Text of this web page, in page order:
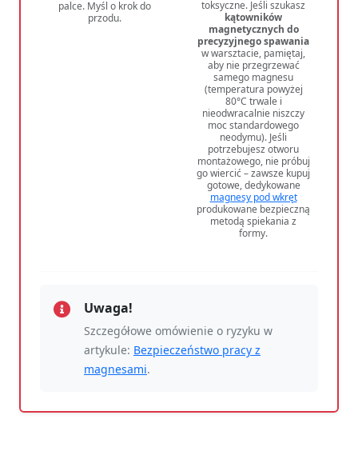
palce. Myśl o krok do
przodu.
toksyczne. Jeśli szukasz
kątowników
magnetycznych do
precyzyjnego spawania
w warsztacie, pamiętaj,
aby nie przegrzewać
samego magnesu
(temperatura powyżej
80°C trwale i
nieodwracalnie niszczy
moc standardowego
neodymu). Jeśli
potrzebujesz otworu
montażowego, nie próbuj
go wiercić – zawsze kupuj
gotowe, dedykowane
magnesy pod wkręt
produkowane bezpieczną
metodą spiekania z
formy.
Uwaga!
Szczegółowe omówienie o ryzyku w
artykule: Bezpieczeństwo pracy z
magnesami.